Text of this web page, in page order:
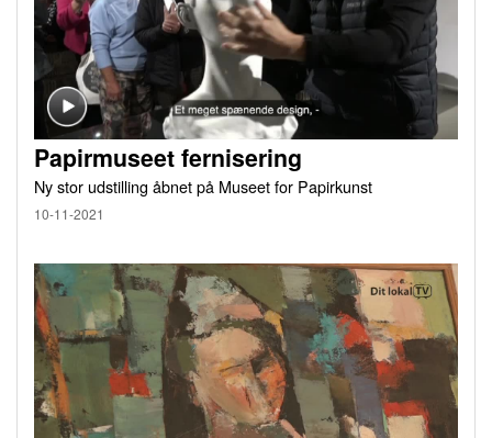
Papirmuseet fernisering
Ny stor udstilling åbnet på Museet for Papirkunst
10-11-2021